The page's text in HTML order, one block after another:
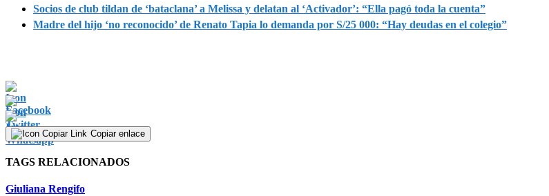
Socios de club tildan de ‘bataclana’ a Melissa y delatan al ‘Activador’: “Ella pagó toda la cuenta”
Madre del hijo ‘no reconocido’ de Renato Tapia lo demanda por S/25 000: “Hay deudas en el colegio”
Copiar enlace
TAGS RELACIONADOS
Giuliana Rengifo